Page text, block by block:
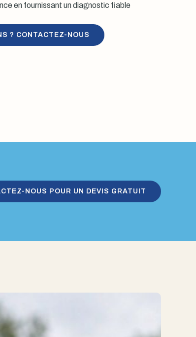
en fournissant un diagnostic fiable
? CONTACTEZ-NOUS
NOUS POUR UN DEVIS GRATUIT